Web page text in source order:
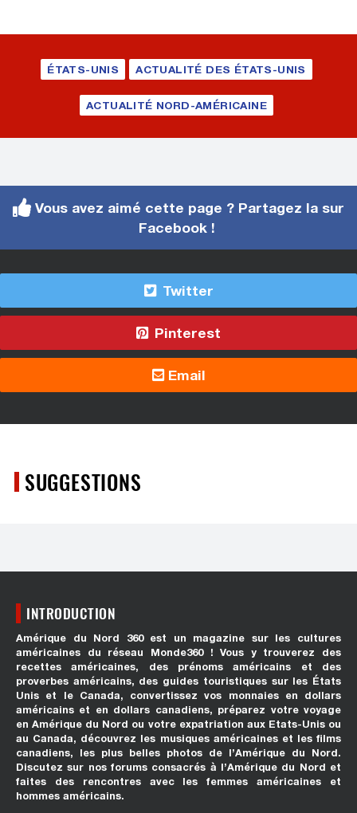
ÉTATS-UNIS ACTUALITÉ DES ÉTATS-UNIS
ACTUALITÉ NORD-AMÉRICAINE
Vous avez aimé cette page ? Partagez la sur
Facebook !
Twitter
Pinterest
Email
SUGGESTIONS
INTRODUCTION
Amérique du Nord 360 est un magazine sur les cultures
américaines du réseau Monde360 ! Vous y trouverez des
recettes américaines, des prénoms américains et des
proverbes américains, des guides touristiques sur les États
Unis et le Canada, convertissez vos monnaies en dollars
américains et en dollars canadiens, préparez votre voyage
en Amérique du Nord ou votre expatriation aux Etats-Unis ou
au Canada, découvrez les musiques américaines et les films
canadiens, les plus belles photos de l’Amérique du Nord.
Discutez sur nos forums consacrés à l’Amérique du Nord et
faites des rencontres avec les femmes américaines et
hommes américains.